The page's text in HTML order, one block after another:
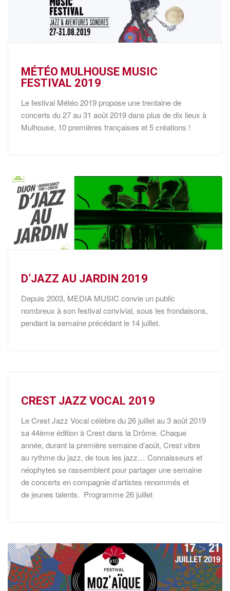
MÉTÉO MULHOUSE MUSIC
FESTIVAL 2019
Le festival Météo 2019 propose une trentaine de
concerts du 27 au 31 août 2019 dans plus de dix lieux à
Mulhouse, 10 premières françaises et 5 créations !
D’JAZZ AU JARDIN 2019
Depuis 2003, MEDIA MUSIC convie un public
nombreux à son festival convivial, sous les frondaisons,
pendant la semaine précédant le 14 juillet.
CREST JAZZ VOCAL 2019
Le Crest Jazz Vocal célèbre du 26 juillet au 3 août 2019
sa 44ème édition à Crest dans la Drôme. Chaque
année, durant la première semaine d’août, Crest vibre
au rythme du jazz, de tous les jazz… Connaisseurs et
néophytes se rassemblent pour partager une semaine
de concerts en compagnie d’artistes renommés et
de jeunes talents. Programme 26 juillet